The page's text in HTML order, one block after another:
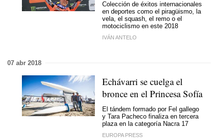
Colección de éxitos internacionales
en deportes como el piragüismo, la
vela, el squash, el remo o el
motociclismo en este 2018
IVÁN ANTELO
07 abr 2018
Echávarri se cuelga el
bronce en el Princesa Sofía
El tándem formado por Fel gallego
y Tara Pacheco finaliza en tercera
plaza en la categoría Nacra 17
EUROPA PRESS